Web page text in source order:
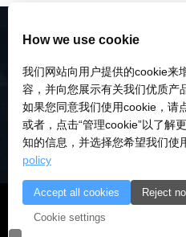
© 2018-2026 深圳市研伟科技
18028922号-3
How we use cookie
我们网站向用户提供的cookie来
容，并向您展示有关我们优质产
如果您同意我们使用cookie，请
或者，点击“管理cookie”以了解
知的信息，并选择您希望我们使
policy
Accept all cookies Reject
Cookie settings